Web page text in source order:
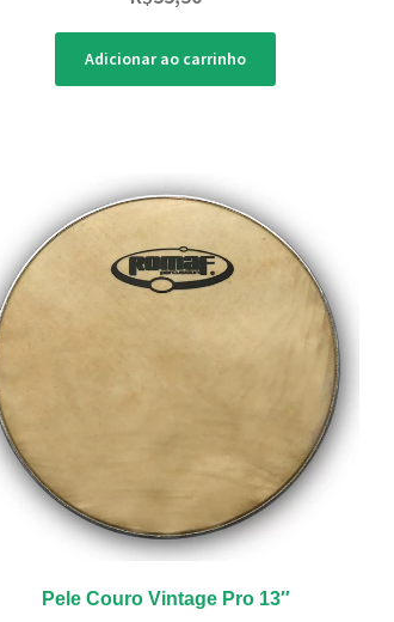
Adicionar ao carrinho
Pele Couro Vintage Pro 13″